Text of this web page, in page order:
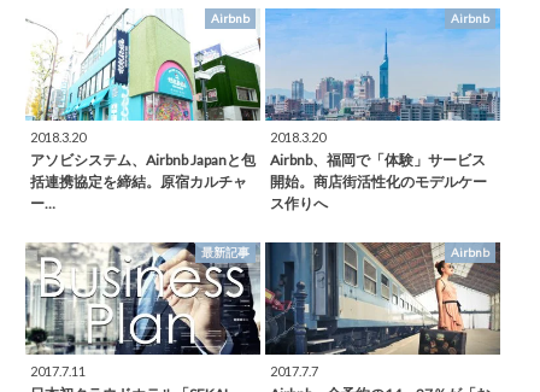
Airbnb
2018.3.20
アソビシステム、Airbnb Japanと包
括連携協定を締結。原宿カルチャ
ー…
Airbnb
2018.3.20
Airbnb、福岡で「体験」サービス
開始。商店街活性化のモデルケー
ス作りへ
最新記事
2017.7.11
Airbnb
2017.7.7